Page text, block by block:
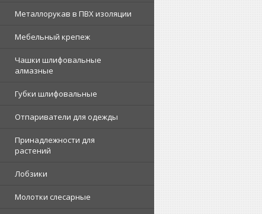
Металлорукав в ПВХ изоляции
Мебельный крепеж
Чашки шлифовальные
алмазные
Губки шлифовальные
Отпариватели для одежды
Принадлежности для
растений
Лобзики
Молотки слесарные